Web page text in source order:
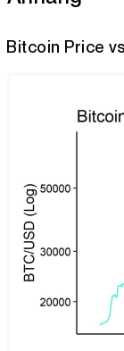
Bitcoin Price